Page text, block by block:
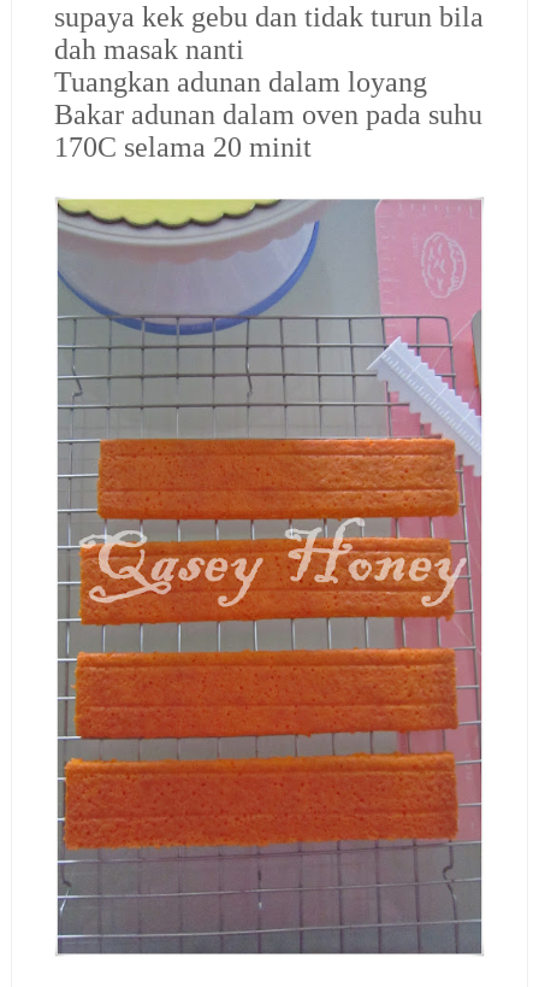
supaya kek gebu dan tidak turun bila
dah masak nanti
Tuangkan adunan dalam loyang
Bakar adunan dalam oven pada suhu
170C selama 20 minit